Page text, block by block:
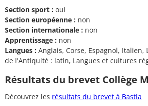
Section sport : oui
Section européenne : non
Section internationale : non
Apprentissage : non
Langues : Anglais, Corse, Espagnol, Italien,
de l'Antiquité : latin, Langues et cultures
Résultats du brevet Collège
Découvrez les résultats du brevet à Bastia